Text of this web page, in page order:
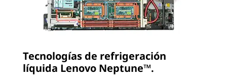
Tecnologías de refrigeración
líquida Lenovo Neptune™.